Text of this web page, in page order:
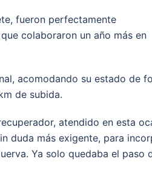
fueron perfectamente
colaboraron un año más en
acomodando su estado de
de subida.
atendido en esta
duda más exigente, para
Ya solo quedaba el